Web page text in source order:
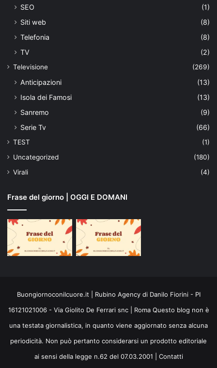
SEO
(1)
Siti web
(8)
Telefonia
(8)
TV
(2)
Televisione (269)
Anticipazioni
(13)
Isola dei Famosi
(13)
Sanremo
(9)
Serie Tv
(66)
TEST
(1)
Uncategorized
(180)
Virali
(4)
Frase del giorno | OGGI E DOMANI
Buongiornoconilcuore.it | Rubino Agency di Danilo Fiorini - PI
16121021006 - Via Giolito De Ferrari snc | Roma Questo blog non è
una testata giornalistica, in quanto viene aggiornato senza alcuna
periodicità. Non può pertanto considerarsi un prodotto editoriale
ai sensi della legge n.62 del 07.03.2001 | Contatti